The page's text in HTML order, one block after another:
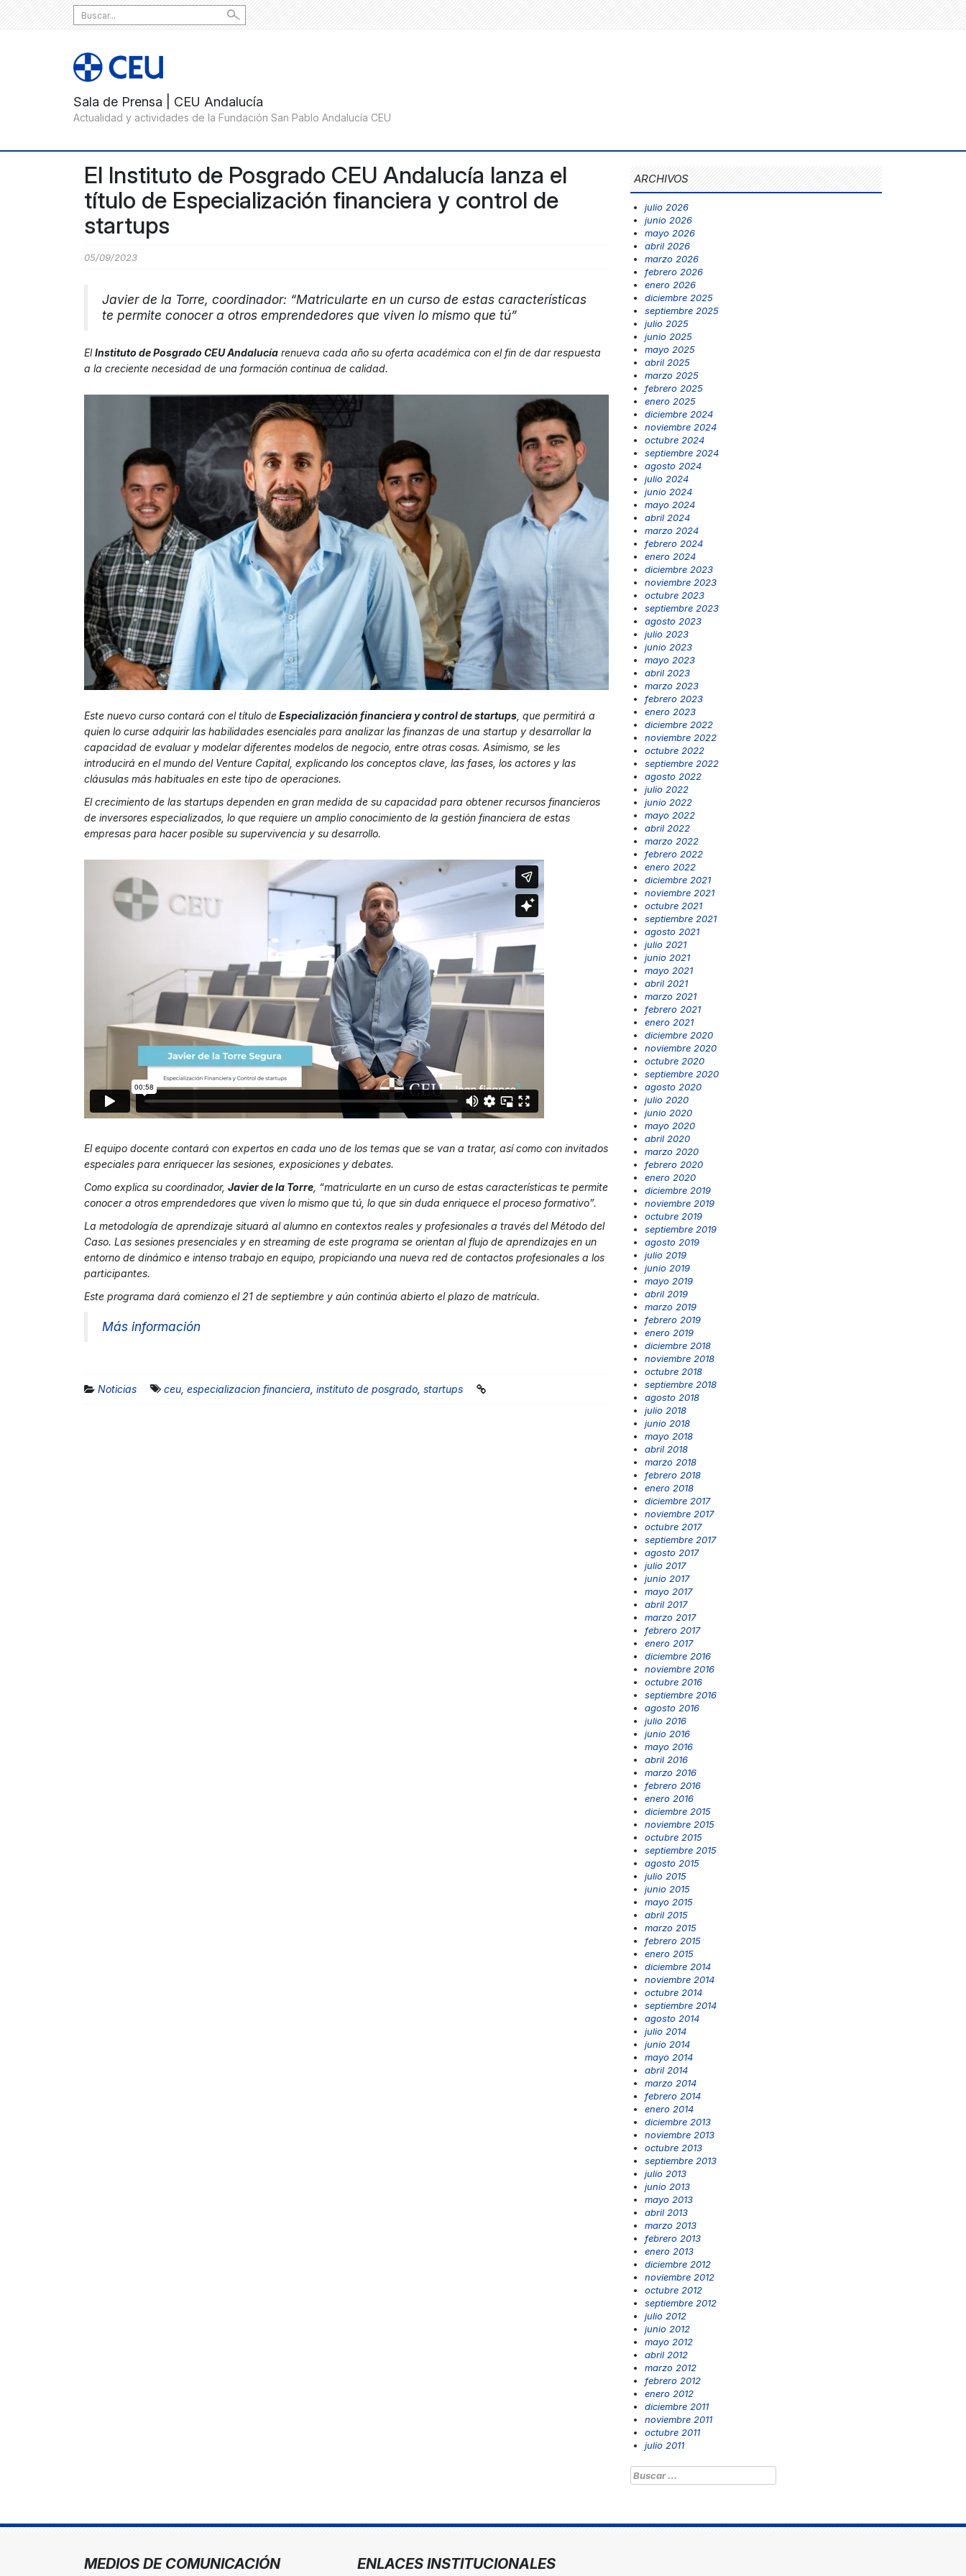
Search
for:
El Instituto de Posgrado CEU Andalucía lanza el
título de Especialización financiera y control de
startups
05/09/2023
Javier de la Torre, coordinador: “Matricularte en un curso de estas características
te permite conocer a otros emprendedores que viven lo mismo que tú”
ElInstituto de Posgrado CEU Andalucía renueva cada año su oferta académica con el fin de dar respuesta
a la creciente necesidad de una formación continua de calidad.
Este nuevo curso contará con el título deEspecialización financiera y control de startups , que permitirá a
quien lo curse adquirir las habilidades esenciales para analizar las finanzas de una startup y desarrollar la
capacidad de evaluar y modelar diferentes modelos de negocio, entre otras cosas. Asimismo, se les
introducirá en el mundo del Venture Capital, explicando los conceptos clave, las fases, los actores y las
cláusulas más habituales en este tipo de operaciones.
El crecimiento de las startups dependen en gran medida de su capacidad para obtener recursos financieros
de inversores especializados, lo que requiere un amplio conocimiento de la gestión financiera de estas
empresas para hacer posible su supervivencia y su desarrollo.
El equipo docente contará con expertos en cada uno de los temas que se van a tratar, así como con invitados
especiales para enriquecer las sesiones, exposiciones y debates.
Como explica su coordinador, Javier de la Torre , “matricularte en un curso de estas características te permite
conocer a otros emprendedores que viven lo mismo que tú, lo que sin duda enriquece el proceso formativo”.
La metodología de aprendizaje situará al alumno en contextos reales y profesionales a través del Método del
Caso. Las sesiones presenciales y en streaming de este programa se orientan al flujo de aprendizajes en un
entorno de dinámico e intenso trabajo en equipo, propiciando una nueva red de contactos profesionales a los
participantes.
Este programa dará comienzo el 21 de septiembre y aún continúa abierto el plazo de matrícula.
Más información
Noticias ceu especializacion financiera instituto de posgrado startups
ARCHIVOS
julio 2026
junio 2026
mayo 2026
abril 2026
marzo 2026
febrero 2026
enero 2026
diciembre 2025
septiembre 2025
julio 2025
junio 2025
mayo 2025
abril 2025
marzo 2025
febrero 2025
enero 2025
diciembre 2024
noviembre 2024
octubre 2024
septiembre 2024
agosto 2024
julio 2024
junio 2024
mayo 2024
abril 2024
marzo 2024
febrero 2024
enero 2024
diciembre 2023
noviembre 2023
octubre 2023
septiembre 2023
agosto 2023
julio 2023
junio 2023
mayo 2023
abril 2023
marzo 2023
febrero 2023
enero 2023
diciembre 2022
noviembre 2022
octubre 2022
septiembre 2022
agosto 2022
julio 2022
junio 2022
mayo 2022
abril 2022
marzo 2022
febrero 2022
enero 2022
diciembre 2021
noviembre 2021
octubre 2021
septiembre 2021
agosto 2021
julio 2021
junio 2021
mayo 2021
abril 2021
marzo 2021
febrero 2021
enero 2021
diciembre 2020
noviembre 2020
octubre 2020
septiembre 2020
agosto 2020
julio 2020
junio 2020
mayo 2020
abril 2020
marzo 2020
febrero 2020
enero 2020
diciembre 2019
noviembre 2019
octubre 2019
septiembre 2019
agosto 2019
julio 2019
junio 2019
mayo 2019
abril 2019
marzo 2019
febrero 2019
enero 2019
diciembre 2018
noviembre 2018
octubre 2018
septiembre 2018
agosto 2018
julio 2018
junio 2018
mayo 2018
abril 2018
marzo 2018
febrero 2018
enero 2018
diciembre 2017
noviembre 2017
octubre 2017
septiembre 2017
agosto 2017
julio 2017
junio 2017
mayo 2017
abril 2017
marzo 2017
febrero 2017
enero 2017
diciembre 2016
noviembre 2016
octubre 2016
septiembre 2016
agosto 2016
julio 2016
junio 2016
mayo 2016
abril 2016
marzo 2016
febrero 2016
enero 2016
diciembre 2015
noviembre 2015
octubre 2015
septiembre 2015
agosto 2015
julio 2015
junio 2015
mayo 2015
abril 2015
marzo 2015
febrero 2015
enero 2015
diciembre 2014
noviembre 2014
octubre 2014
septiembre 2014
agosto 2014
julio 2014
junio 2014
mayo 2014
abril 2014
marzo 2014
febrero 2014
enero 2014
diciembre 2013
noviembre 2013
octubre 2013
septiembre 2013
julio 2013
junio 2013
mayo 2013
abril 2013
marzo 2013
febrero 2013
enero 2013
diciembre 2012
noviembre 2012
octubre 2012
septiembre 2012
julio 2012
junio 2012
mayo 2012
abril 2012
marzo 2012
febrero 2012
enero 2012
diciembre 2011
noviembre 2011
octubre 2011
julio 2011
Buscar:
MEDIOS DE COMUNICACIÓN ENLACES INSTITUCIONALES